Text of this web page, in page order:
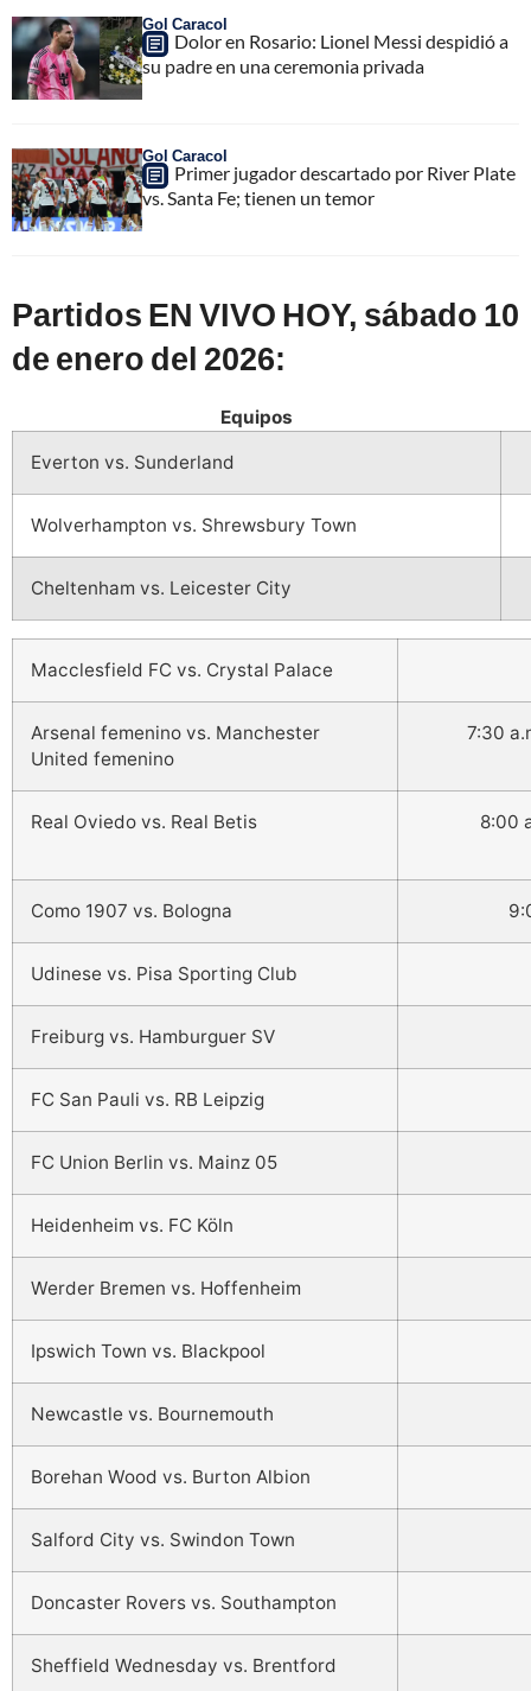
Gol Caracol
Dolor en Rosario: Lionel Messi despidió a
su padre en una ceremonia privada
Gol Caracol
Primer jugador descartado por River Plate
vs. Santa Fe; tienen un temor
Partidos EN VIVO HOY, sábado 10
de enero del 2026:
Equipos
Everton vs. Sunderland
Wolverhampton vs. Shrewsbury Town
Cheltenham vs. Leicester City
Macclesfield FC vs. Crystal Palace
Arsenal femenino vs. Manchester
United femenino
7:30
Real Oviedo vs. Real Betis 8:00
Como 1907 vs. Bologna
Udinese vs. Pisa Sporting Club
Freiburg vs. Hamburguer SV
FC San Pauli vs. RB Leipzig
FC Union Berlin vs. Mainz 05
Heidenheim vs. FC Köln
Werder Bremen vs. Hoffenheim
Ipswich Town vs. Blackpool
Newcastle vs. Bournemouth
Borehan Wood vs. Burton Albion
Salford City vs. Swindon Town
Doncaster Rovers vs. Southampton
Sheffield Wednesday vs. Brentford